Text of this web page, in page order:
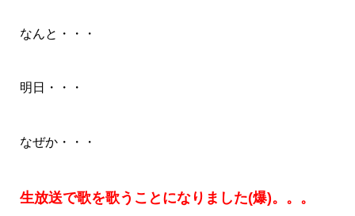
なんと・・・
明日・・・
なぜか・・・
生放送で歌を歌うことになりました(爆)。。。